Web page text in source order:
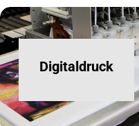
Digitaldruck